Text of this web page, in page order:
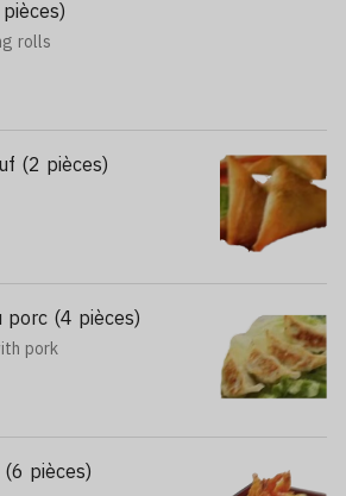
rolls
(2 pièces)
porc (4 pièces)
pork
pièces)